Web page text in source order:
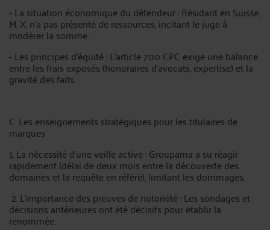
- La situation économique du défendeur : Résidant en Suisse,
M. X. n’a pas présenté de ressources, incitant le juge à
modérer la somme.
- Les principes d’équité : L’article 700 CPC exige une balance
entre les frais exposés (honoraires d’avocats, expertise) et la
gravité des faits.
C. Les enseignements stratégiques pour les titulaires de
marques
1. La nécessité d’une veille active : Groupama a su réagir
rapidement (délai de deux mois entre la découverte des
domaines et la requête en référé), limitant les dommages.
2. L’importance des preuves de notoriété : Les sondages et
décisions antérieures ont été décisifs pour établir la
renommée.